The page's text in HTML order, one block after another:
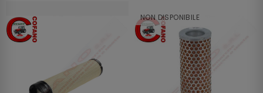
NON DISPONIBILE